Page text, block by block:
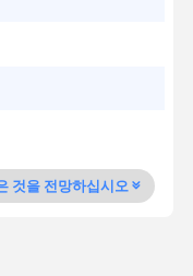
것을 전망하십시오